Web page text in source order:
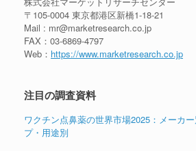
〒105-0004 東京都港区新橋1-18-21
Mail : mr@marketresearch.co.jp
FAX：03-6869-4797
Web： https://www.marketresearch.co.jp
注目の調査資料
ワクチン点鼻薬の世界市場2025：メーカ
プ・用途別